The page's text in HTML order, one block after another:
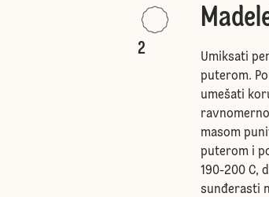
2
Umiksati
puterom.
umešati
masom
puterom i
190-200 C,
sunđerasti